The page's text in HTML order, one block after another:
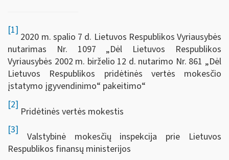
[1]
2020 m. spalio 7 d. Lietuvos Respublikos Vyriausybės
nutarimas Nr. 1097 „Dėl Lietuvos Respublikos
Vyriausybės 2002 m. birželio 12 d. nutarimo Nr. 861 „Dėl
Lietuvos Respublikos pridėtinės vertės mokesčio
įstatymo įgyvendinimo“ pakeitimo“
[2]
Pridėtinės vertės mokestis
[3]
Valstybinė mokesčių inspekcija prie Lietuvos
Respublikos finansų ministerijos